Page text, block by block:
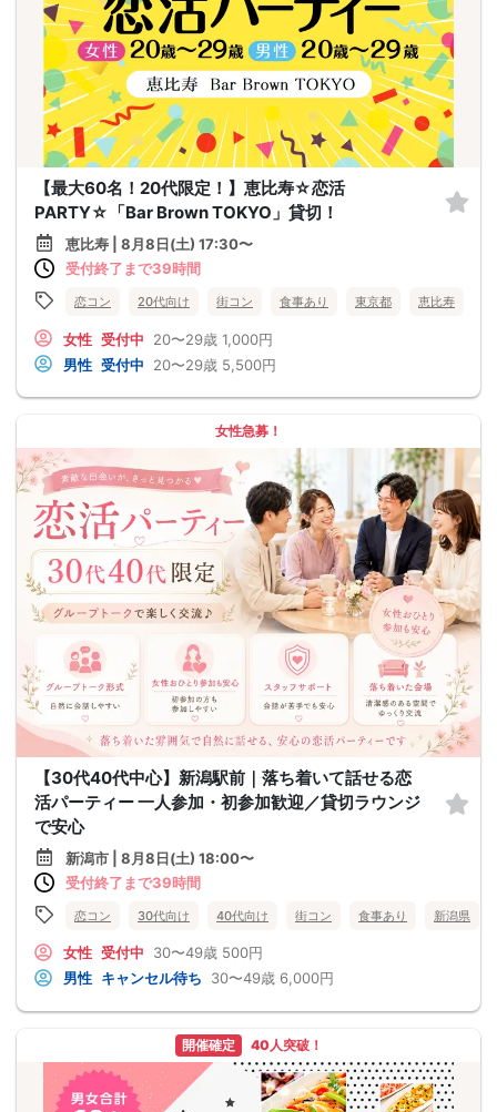
【最大60名！20代限定！】恵比寿☆恋活
PARTY☆「Bar Brown TOKYO」貸切！
恵比寿 | 8月8日(土) 17:30〜
受付終了まで39時間
恋コン 20代向け 街コン 食事あり 東京都 恵比寿
女性 受付中 20〜29歳 1,000円
男性 受付中 20〜29歳 5,500円
女性急募！
【30代40代中心】新潟駅前｜落ち着いて話せる恋
活パーティー 一人参加・初参加歓迎／貸切ラウンジ
で安心
新潟市 | 8月8日(土) 18:00〜
受付終了まで39時間
恋コン 30代向け 40代向け 街コン 食事あり 新潟県
女性 受付中 30〜49歳 500円
男性 キャンセル待ち 30〜49歳 6,000円
開催確定 40人突破！